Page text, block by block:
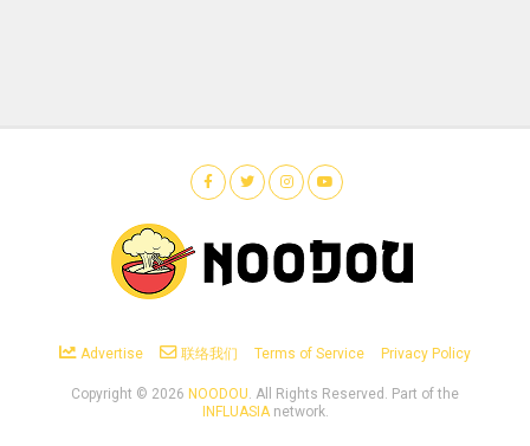
Advertise 联络我们 Terms of Service Privacy Policy
Copyright © 2026 NOODOU. All Rights Reserved. Part of the
INFLUASIAnetwork.